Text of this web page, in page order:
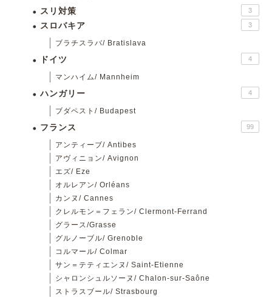
スリ対策 3
スロバキア 3
ブラチスラバ/ Bratislava
ドイツ 4
マンハイム/ Mannheim
ハンガリー 4
ブダペスト/ Budapest
フランス 99
アンティーブ/ Antibes
アヴィニョン/ Avignon
エズ/ Eze
オルレアン/ Orléans
カンヌ/ Cannes
クレルモン＝フェラン/ Clermont-Ferrand
グラース/Grasse
グルノーブル/ Grenoble
コルマール/ Colmar
サン＝テティエンヌ/ Saint-Etienne
シャロンシュルソーヌ/ Chalon-sur-Saône
ストラスブール/ Strasbourg